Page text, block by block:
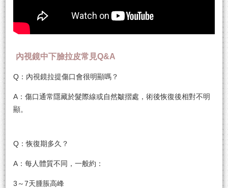
內視鏡中下臉拉皮常見Q&A
Q：內視鏡拉提傷口會很明顯嗎？
A：傷口通常隱藏於髮際線或自然皺摺處，術後恢復後相對不明
顯。
Q：恢復期多久？
A：每人體質不同，一般約：
3～7天腫脹高峰